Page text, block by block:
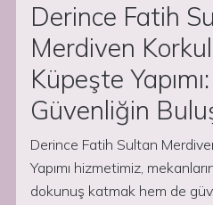
Derince Fatih
Merdiven
Küpeşte
Güvenliğin
Derince Fatih Sultan
Yapımı hizmetimiz,
dokunuş katmak hem de